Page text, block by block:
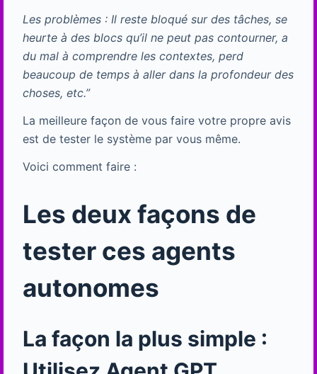
Les problèmes : Il reste bloqué sur des tâches, se
heurte à des blocs qu’il ne peut pas contourner, a
du mal à comprendre les contextes, perd
beaucoup de temps à aller dans la profondeur des
choses, etc.”
La meilleure façon de vous faire votre propre avis
est de tester le système par vous même.
Voici comment faire :
Les deux façons de
tester ces agents
autonomes
La façon la plus simple :